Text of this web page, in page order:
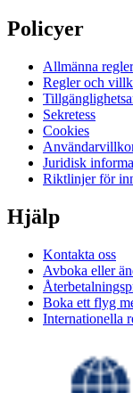
Policyer
Allmänna
Regler och
Sekretess
Cookies
Juridisk
Riktlinjer för
Hjälp
Kontakta oss
Avboka eller
Boka ett flyg
Internationella